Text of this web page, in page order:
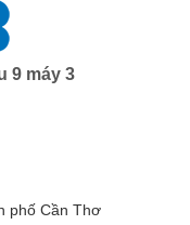
9 máy 3
phố Cần Thơ